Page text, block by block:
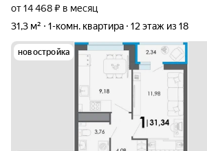
от 14 468 ₽ в месяц
31,3 м²
1-комн. квартира 12 этаж из 18
новостройка